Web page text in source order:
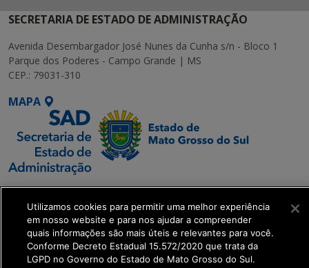
SECRETARIA DE ESTADO DE ADMINISTRAÇÃO
Avenida Desembargador José Nunes da Cunha s/n - Bloco 1
Parque dos Poderes - Campo Grande | MS
CEP.: 79031-310
MAPA
SETDIG | Secretaria-
Executiva de
Transformação Digital
get_footer();
Utilizamos cookies para permitir uma melhor experiência
em nosso website e para nos ajudar a compreender
quais informações são mais úteis e relevantes para você.
Conforme Decreto Estadual 15.572/2020 que trata da
LGPD no Governo do Estado de Mato Grosso do Sul.